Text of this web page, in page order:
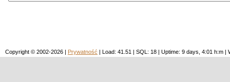
Copyright © 2002-2026 | Prywatność | Load: 41.51 | SQL: 18 | Uptime: 9 days, 4:01 h:m